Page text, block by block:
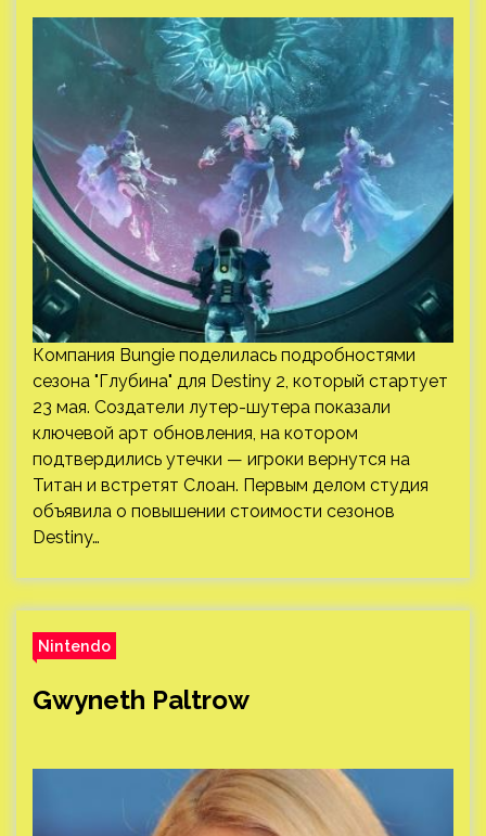
Компания Bungie поделилась подробностями
сезона "Глубина" для Destiny 2, который стартует
23 мая. Создатели лутер-шутера показали
ключевой арт обновления, на котором
подтвердились утечки — игроки вернутся на
Титан и встретят Слоан. Первым делом студия
объявила о повышении стоимости сезонов
Destiny…
Nintendo
Gwyneth Paltrow